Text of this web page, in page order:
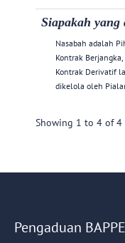
Siapakah yang
Nasabah adalah
Kontrak
Kontrak Derivatif
dikelola oleh
Showing 1 to 4 of 4
Pengaduan